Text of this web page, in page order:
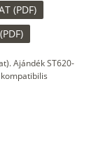
(PDF)
Ajándék ST620-